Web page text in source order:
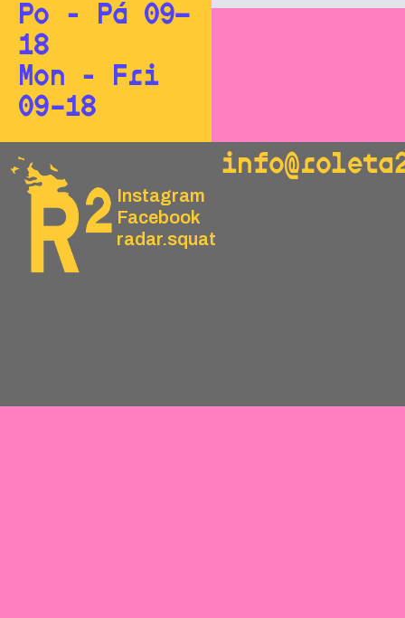
Po - Pá 09—
18
Mon - Fri
09–18
Instagram
Facebook
radar.squat